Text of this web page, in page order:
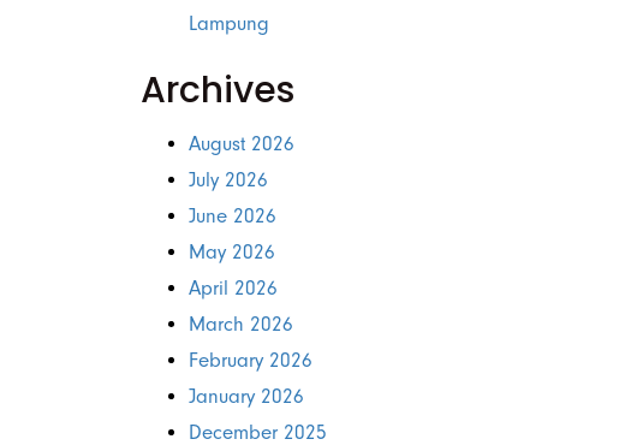
Lampung
Archives
August 2026
July 2026
June 2026
May 2026
April 2026
March 2026
February 2026
January 2026
December 2025